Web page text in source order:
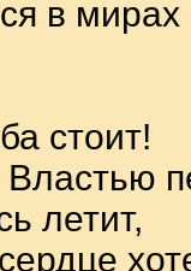
в
стоит!
Властью
летит,